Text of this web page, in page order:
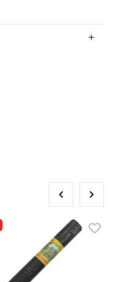
prev next